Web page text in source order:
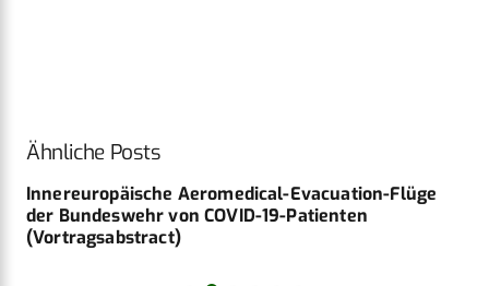
Ähnliche Posts
Innereuropäische Aeromedical-Evacuation-Flüge
der Bundeswehr von COVID-19-Patienten
(Vortragsabstract)